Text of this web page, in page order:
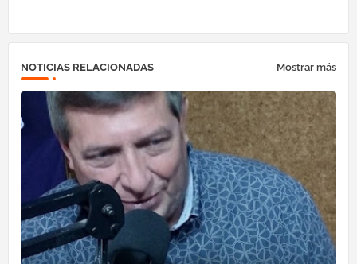
NOTICIAS RELACIONADAS Mostrar más